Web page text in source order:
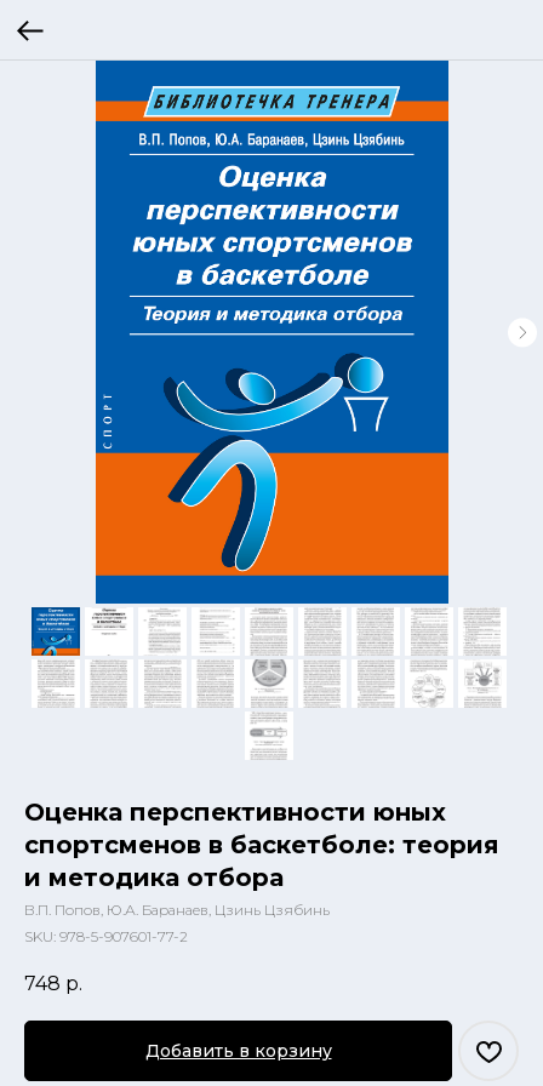
Оценка перспективности юных
спортсменов в баскетболе: теория
и методика отбора
В.П. Попов, Ю.А. Баранаев, Цзинь Цзябинь
SKU: 978-5-907601-77-2
748 р.
Добавить в корзину